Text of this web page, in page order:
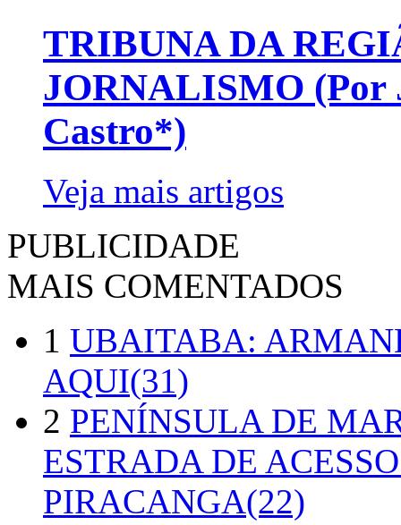
TRIBUNA DA
JORNALISMO (Por
Castro*)
Veja mais artigos
PUBLICIDADE
MAIS COMENTADOS
1 UBAITABA:
AQUI(31)
2 PENÍNSULA DE
ESTRADA DE
PIRACANGA(22)